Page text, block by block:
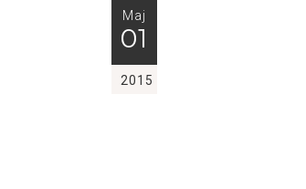
Мај
01
2015